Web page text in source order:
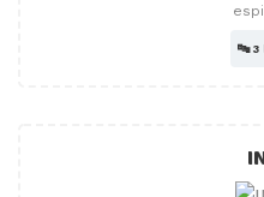
🔤3